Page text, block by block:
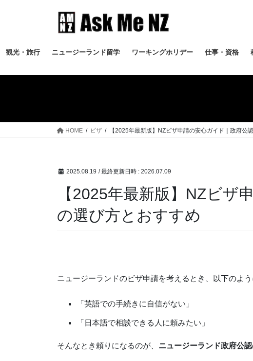
ツ
ス
シ
ン
観光・旅行 ニュージーランド留学 ワーキングホリデー 仕事・資格
HOME ビザ 【2025年最新版】NZビザ申請の安心ガイド｜政府公
2025.08.19 / 最終更新日時 : 2026.07.09
【2025年最新版】NZビザ
の選び方とおすすめ
ニュージーランドのビザ申請を考えるとき、以下のよ
「英語での手続きに自信がない」
「日本語で相談できる人に頼みたい」
そんなとき頼りになるのが、 ニュージーランド政府公